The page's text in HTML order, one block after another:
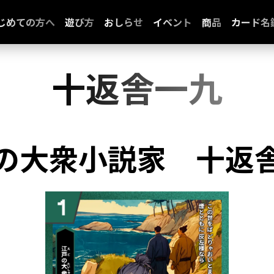
めての方へ 遊び方 おしらせ イベント 商品 カード名
十返舎一九
大衆小説家 十返